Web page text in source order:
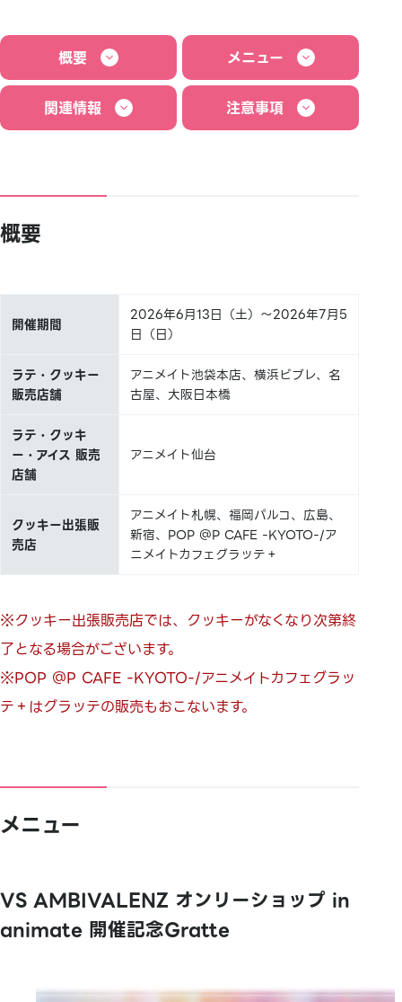
概要 メニュー
関連情報 注意事項
概要
開催期間
2026年6月13日（土）～2026年7月5
日（日）
ラテ・クッキー
販売店舗
アニメイト池袋本店、横浜ビブレ、名
古屋、大阪日本橋
ラテ・クッキ
ー・アイス 販売
店舗
アニメイト仙台
クッキー出張販
売店
アニメイト札幌、福岡パルコ、広島、
新宿、POP ＠P CAFE -KYOTO-/ア
ニメイトカフェグラッテ＋
※クッキー出張販売店では、クッキーがなくなり次第終
了となる場合がございます。
※POP ＠P CAFE -KYOTO-/アニメイトカフェグラッ
テ＋はグラッテの販売もおこないます。
メニュー
VS AMBIVALENZ オンリーショップ in
animate 開催記念Gratte